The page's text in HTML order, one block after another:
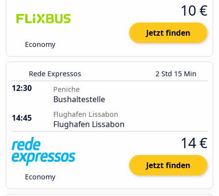
Economy
10 €
Jetzt finden
Rede Expressos 2 Std 15 Min
12:30 Peniche
Bushaltestelle
14:45
Flughafen Lissabon
Flughafen Lissabon
Economy
14 €
Jetzt finden